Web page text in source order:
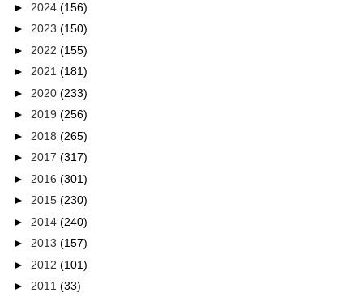
► 2024 (156)
► 2023 (150)
► 2022 (155)
► 2021 (181)
► 2020 (233)
► 2019 (256)
► 2018 (265)
► 2017 (317)
► 2016 (301)
► 2015 (230)
► 2014 (240)
► 2013 (157)
► 2012 (101)
► 2011 (33)